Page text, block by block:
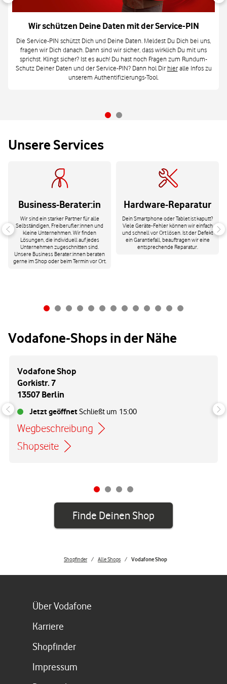
Wir schützen Deine Daten mit der Service-PIN
Die Service-PIN schützt Dich und Deine Daten. Meldest Du Dich bei uns,
fragen wir Dich danach. Dann sind wir sicher, dass wirklich Du mit uns
sprichst. Klingt sicher? Ist es auch! Du hast noch Fragen zum Rundum-
Schutz Deiner Daten und der Service-PIN? Dann hol Dir hieralle Infos zu
unserem Authentifizierungs-Tool.
Unsere Services
Business-Berater:in
Wir sind ein starker Partner für alle
Selbständigen, Freiberufler:innen und
kleine Unternehmen. Wir finden
Lösungen, die individuell auf jedes
Unternehmen zugeschnitten sind.
Unsere Business Berater:innen beraten
gerne im Shop oder beim Termin vor Ort.
Hardware-Reparatur
Dein Smartphone oder Tablet ist kaputt?
Viele Geräte-Fehler können wir einfach
und schnell vor Ort lösen. Ist der Defekt
ein Garantiefall, beauftragen wir eine
entsprechende Reparatur.
Vodafone-Shops in der Nähe
Vodafone Shop
Gorkistr. 7
13507 Berlin
Jetzt geöffnetSchließt um 15:00
Wegbeschreibung
Link öffnet in einem neuen Tab
Shopseite
Finde Deinen Shop
Shopfinder Alle Shops Vodafone Shop
Über Vodafone
Karriere
ShopfinderLink öffnet in einem neuen Tab
Impressum